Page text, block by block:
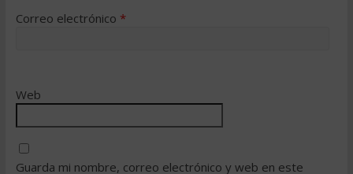
Correo electrónico *
Web
Guarda mi nombre, correo electrónico y web en este